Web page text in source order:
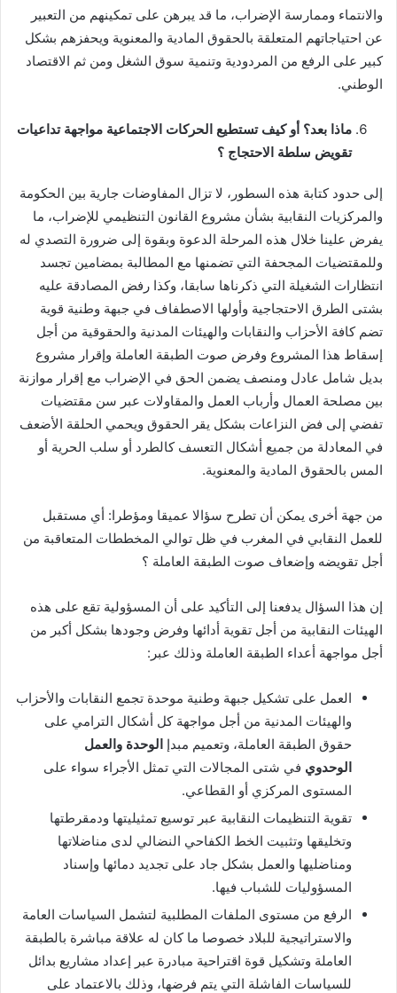
والانتماء وممارسة الإضراب، ما قد يبرهن على تمكينهم من التعبير
عن احتياجاتهم المتعلقة بالحقوق المادية والمعنوية ويحفزهم بشكل
كبير على الرفع من المردودية وتنمية سوق الشغل ومن ثم الاقتصاد
الوطني.
ماذا بعد؟ أو كيف تستطيع الحركات الاجتماعية مواجهة تداعيات
تقويض سلطة الاحتجاج ؟
إلى حدود كتابة هذه السطور، لا تزال المفاوضات جارية بين الحكومة
والمركزيات النقابية بشأن مشروع القانون التنظيمي للإضراب، ما
يفرض علينا خلال هذه المرحلة الدعوة وبقوة إلى ضرورة التصدي له
وللمقتضيات المجحفة التي تضمنها مع المطالبة بمضامين تجسد
انتظارات الشغيلة التي ذكرناها سابقا، وكذا رفض المصادقة عليه
بشتى الطرق الاحتجاجية وأولها الاصطفاف في جبهة وطنية قوية
تضم كافة الأحزاب والنقابات والهيئات المدنية والحقوقية من أجل
إسقاط هذا المشروع وفرض صوت الطبقة العاملة وإقرار مشروع
بديل شامل عادل ومنصف يضمن الحق في الإضراب مع إقرار موازنة
بين مصلحة العمال وأرباب العمل والمقاولات عبر سن مقتضيات
تفضي إلى فض النزاعات بشكل يقر الحقوق ويحمي الحلقة الأضعف
في المعادلة من جميع أشكال التعسف كالطرد أو سلب الحرية أو
المس بالحقوق المادية والمعنوية.
من جهة أخرى يمكن أن تطرح سؤالا عميقا ومؤطرا: أي مستقبل
للعمل النقابي في المغرب في ظل توالي المخططات المتعاقبة من
أجل تقويضه وإضعاف صوت الطبقة العاملة ؟
إن هذا السؤال يدفعنا إلى التأكيد على أن المسؤولية تقع على هذه
الهيئات النقابية من أجل تقوية أدائها وفرض وجودها بشكل أكبر من
أجل مواجهة أعداء الطبقة العاملة وذلك عبر:
العمل على تشكيل جبهة وطنية موحدة تجمع النقابات والأحزاب
والهيئات المدنية من أجل مواجهة كل أشكال الترامي على
حقوق الطبقة العاملة، وتعميم مبدإ الوحدة والعمل
الوحدوي في شتى المجالات التي تمثل الأجراء سواء على
المستوى المركزي أو القطاعي.
تقوية التنظيمات النقابية عبر توسيع تمثيليتها ودمقرطتها
وتخليقها وتثبيت الخط الكفاحي النضالي لدى مناضلاتها
ومناضليها والعمل بشكل جاد على تجديد دمائها وإسناد
المسؤوليات للشباب فيها.
الرفع من مستوى الملفات المطلبية لتشمل السياسات العامة
والاستراتيجية للبلاد خصوصا ما كان له علاقة مباشرة بالطبقة
العاملة وتشكيل قوة اقتراحية مبادرة عبر إعداد مشاريع بدائل
للسياسات الفاشلة التي يتم فرضها، وذلك بالاعتماد على